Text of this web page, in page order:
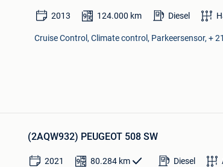
2013 124.000 km Diesel
Cruise Control, Climate control, Parkeersensor, +
(2AQW932) PEUGEOT 508 SW
2021 80.284 km Diesel